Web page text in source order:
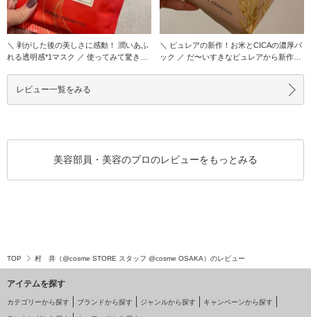
＼ 剥がした後の美しさに感動！ 潤いあふ
れる透明感*1マスク ／ 使ってみて驚きま
＼ ピュレアの新作！お米とCICAの濃厚パ
ック ／ だ〜いすきなピュレアから新作が
レビュー一覧をみる
美容部員・美容のプロのレビューをもっとみる
TOP 村 井（@cosme STORE スタッフ @cosme OSAKA）のレビュー
アイテムを探す
カテゴリーから探す ブランドから探す ジャンルから探す キャンペーンから探す